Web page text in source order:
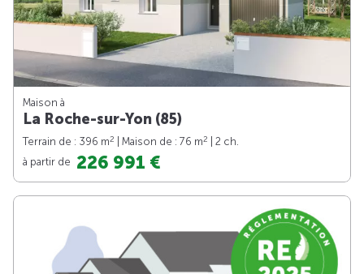
Maison à
La Roche-sur-Yon (85)
Terrain de : 396 m2 | Maison de : 76 m2
| 2 ch.
à partir de 226 991 €